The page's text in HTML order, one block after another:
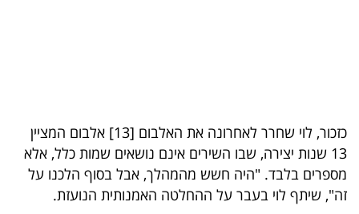
5
המילון
הכלכלי
כזכור, לוי שחרר לאחרונה את האלבום [13] אלבום המציין
13 שנות יצירה, שבו השירים אינם נושאים שמות כלל, אלא
מספרים בלבד. "היה חשש מהמהלך, אבל בסוף הלכנו על
זה", שיתף לוי בעבר על ההחלטה האמנותית הנועזת.